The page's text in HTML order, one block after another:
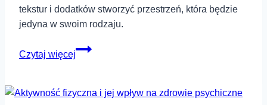
tekstur i dodatków stworzyć przestrzeń, która będzie
jedyna w swoim rodzaju.
Czytaj więcej
Jak
sypialnia